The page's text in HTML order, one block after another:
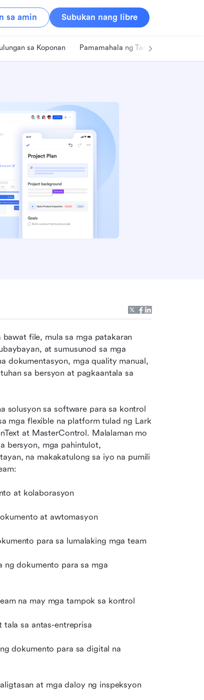
sa amin Subukan nang libre
sa Koponan Pamamahala ng Tao
file, mula sa mga patakaran
at sumusunod sa mga
dokumentasyon, mga quality manual,
sa bersyon at pagkaantala sa
solusyon sa software para sa kontrol
mga flexible na platform tulad ng Lark
at MasterControl. Malalaman mo
bersyon, mga pahintulot,
na makakatulong sa iyo na pumili
at kolaborasyon
at awtomasyon
para sa lumalaking mga team
ng dokumento para sa mga
na may mga tampok sa kontrol
tala sa antas-entreprisa
dokumento para sa digital na
at mga daloy ng inspeksyon